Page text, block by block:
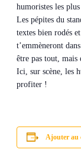
humoristes les
Les pépites du
textes bien rodés
t’emmèneront
être pas tout, mais
Ici, sur scène, les
profiter !
Ajouter au